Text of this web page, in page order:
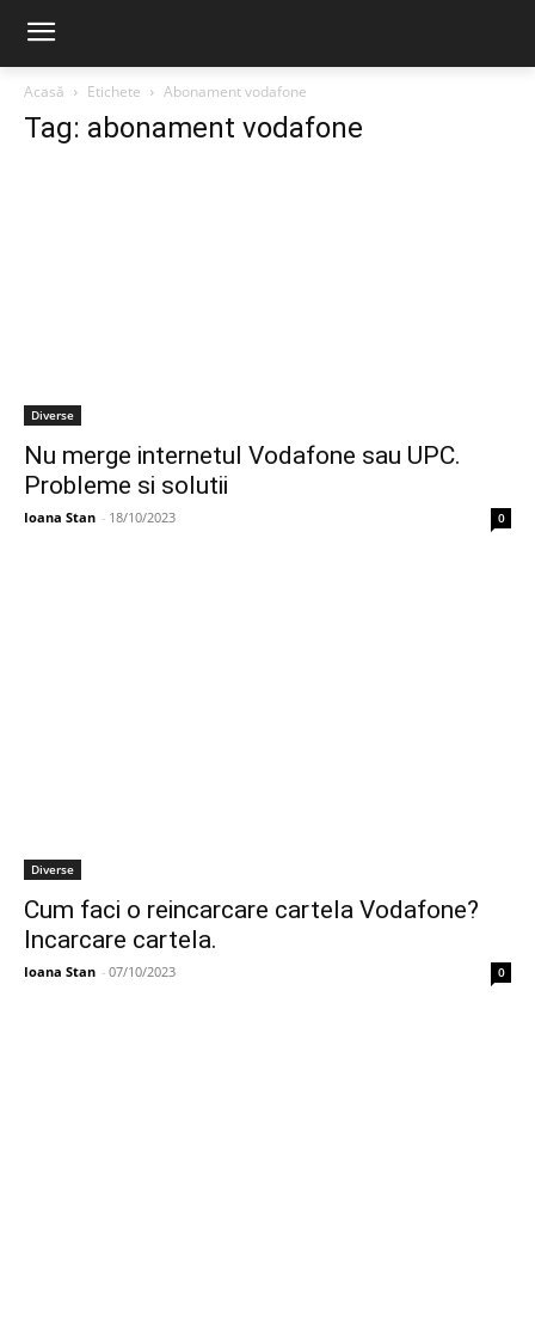
Acasă Etichete Abonament vodafone
Tag: abonament vodafone
Diverse
Nu merge internetul Vodafone sau UPC.
Probleme si solutii
Ioana Stan - 18/10/2023 0
Diverse
Cum faci o reincarcare cartela Vodafone?
Incarcare cartela.
Ioana Stan - 07/10/2023 0